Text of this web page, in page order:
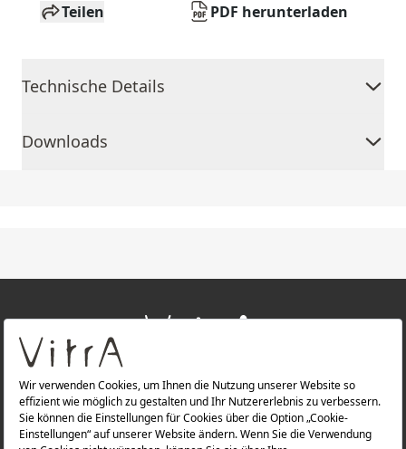
Teilen PDF herunterladen
Technische Details
Downloads
ÜBER UNS